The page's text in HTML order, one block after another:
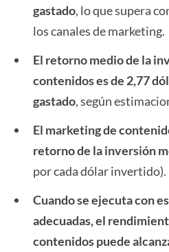
gastado, lo que supera
los canales de marketing.
El retorno medio de la
contenidos es de 2,77
gastado, según
El marketing de
retorno de la inversión
por cada dólar invertido).
Cuando se ejecuta con
adecuadas, el
contenidos puede